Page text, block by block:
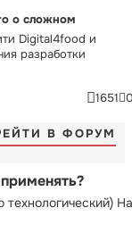
о сложном
Digital4food и
разработки
1651
В ФОРУМ
На